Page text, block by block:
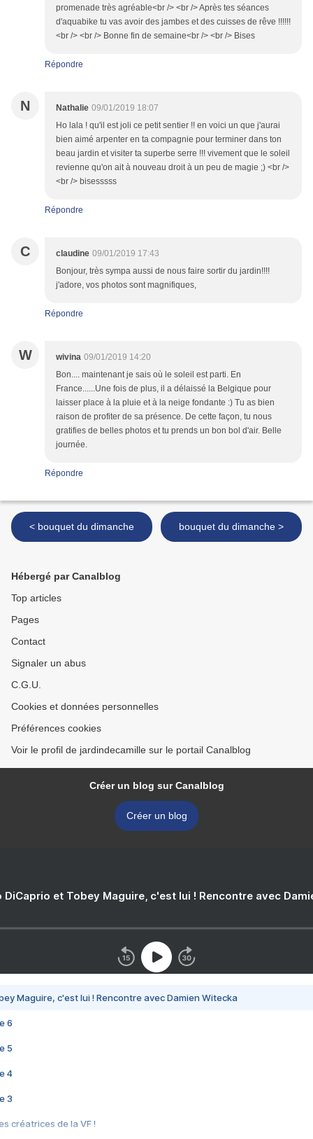
promenade très agréable<br /> <br /> Après tes séances
d'aquabike tu vas avoir des jambes et des cuisses de rêve !!!!!!
<br /> <br /> Bonne fin de semaine<br /> <br /> Bises
Répondre
N Nathalie 09/01/2019 18:07
Ho lala ! qu'il est joli ce petit sentier !! en voici un que j'aurai
bien aimé arpenter en ta compagnie pour terminer dans ton
beau jardin et visiter ta superbe serre !!! vivement que le soleil
revienne qu'on ait à nouveau droit à un peu de magie ;) <br />
<br /> bisesssss
Répondre
C claudine 09/01/2019 17:43
Bonjour, très sympa aussi de nous faire sortir du jardin!!!!
j'adore, vos photos sont magnifiques,
Répondre
W wivina 09/01/2019 14:20
Bon.... maintenant je sais où le soleil est parti. En
France......Une fois de plus, il a délaissé la Belgique pour
laisser place à la pluie et à la neige fondante :) Tu as bien
raison de profiter de sa présence. De cette façon, tu nous
gratifies de belles photos et tu prends un bon bol d'air. Belle
journée.
Répondre
< bouquet du dimanche bouquet du dimanche >
Hébergé par Canalblog
Top articles
Pages
Contact
Signaler un abus
C.G.U.
Cookies et données personnelles
Préférences cookies
Voir le profil de jardindecamille sur le portail Canalblog
Créer un blog sur Canalblog
Créer un blog
DiCaprio et Tobey Maguire, c'est lui ! Rencontre avec
Maguire, c'est lui ! Rencontre avec Damien Witecka
6
5
4
3
créatrices de la VF !